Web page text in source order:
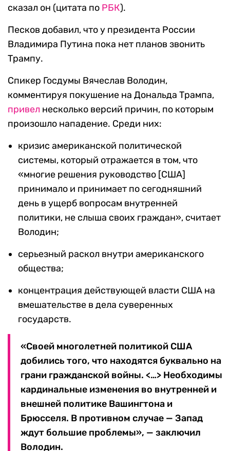
сказал он (цитата по РБК).
Песков добавил, что у президента России
Владимира Путина пока нет планов звонить
Трампу.
Спикер Госдумы Вячеслав Володин,
комментируя покушение на Дональда Трампа,
привел несколько версий причин, по которым
произошло нападение. Среди них:
кризис американской политической
системы, который отражается в том, что
«многие решения руководство [США]
принимало и принимает по сегодняшний
день в ущерб вопросам внутренней
политики, не слыша своих граждан», считает
Володин;
серьезный раскол внутри американского
общества;
концентрация действующей власти США на
вмешательстве в дела суверенных
государств.
«Своей многолетней политикой США
добились того, что находятся буквально на
грани гражданской войны. <…> Необходимы
кардинальные изменения во внутренней и
внешней политике Вашингтона и
Брюсселя. В противном случае — Запад
ждут большие проблемы», — заключил
Володин.